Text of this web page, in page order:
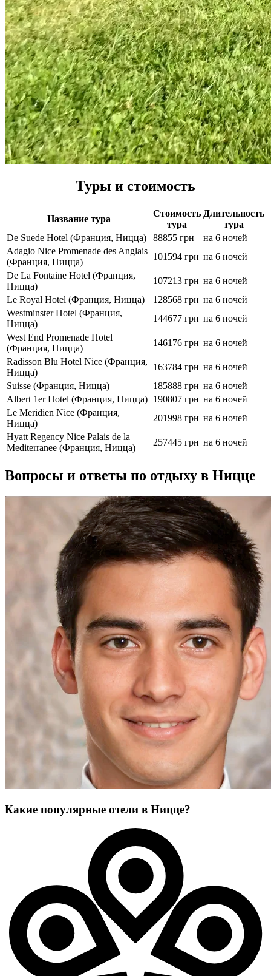
Туры и стоимость
Название тура
Стоимость
тура
Длительность
тура
De Suede Hotel (Франция, Ницца)
88855 грн
на 6 ночей
Adagio Nice Promenade des Anglais
(Франция, Ницца)
101594 грн на 6 ночей
De La Fontaine Hotel (Франция,
Ницца)
107213 грн на 6 ночей
Le Royal Hotel (Франция, Ницца)
128568 грн на 6 ночей
Westminster Hotel (Франция,
Ницца)
144677 грн на 6 ночей
West End Promenade Hotel
(Франция, Ницца)
146176 грн на 6 ночей
Radisson Blu Hotel Nice (Франция,
Ницца)
163784 грн на 6 ночей
Suisse (Франция, Ницца)
185888 грн на 6 ночей
Albert 1er Hotel (Франция, Ницца) 190807 грн на 6 ночей
Le Meridien Nice (Франция,
Ницца)
201998 грн на 6 ночей
Hyatt Regency Nice Palais de la
Mediterranee (Франция, Ницца)
257445 грн на 6 ночей
Вопросы и ответы по отдыху в Ницце
Какие популярные отели в Ницце?